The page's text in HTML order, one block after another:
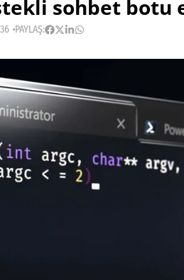
sohbet botu
PAYLAŞ: